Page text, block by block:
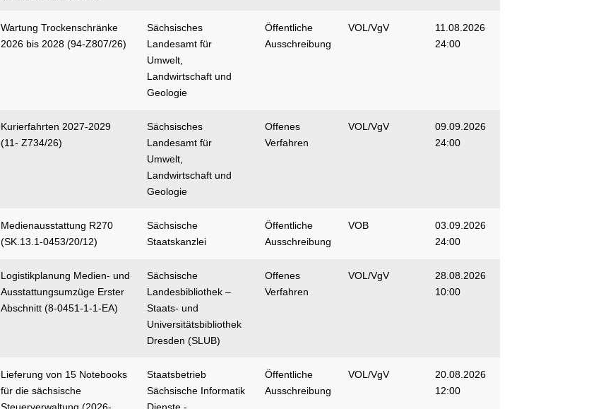
Wartung Trockenschränke
2026 bis 2028 (94-Z807/26)
Sächsisches
Landesamt für
Umwelt,
Landwirtschaft und
Geologie
Öffentliche
Ausschreibung
VOL/VgV
11.08.2026
24:00
Kurierfahrten 2027-2029
(11- Z734/26)
Sächsisches
Landesamt für
Umwelt,
Landwirtschaft und
Geologie
Offenes
Verfahren
VOL/VgV
09.09.2026
24:00
Medienausstattung R270
(SK.13.1-0453/20/12)
Sächsische
Staatskanzlei
Öffentliche
Ausschreibung
VOB
03.09.2026
24:00
Logistikplanung Medien- und
Ausstattungsumzüge Erster
Abschnitt (8-0451-1-1-EA)
Sächsische
Landesbibliothek –
Staats- und
Universitätsbibliothek
Dresden (SLUB)
Offenes
Verfahren
VOL/VgV
28.08.2026
10:00
Lieferung von 15 Notebooks
für die sächsische
Staatsbetrieb
Sächsische Informatik
Öffentliche
Ausschreibung
VOL/VgV
20.08.2026
12:00